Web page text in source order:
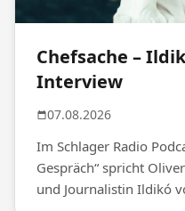
Chefsache –
Interview
07.08.2026
Im Schlager Radio
Gespräch“ spricht
und Journalistin Ildikó